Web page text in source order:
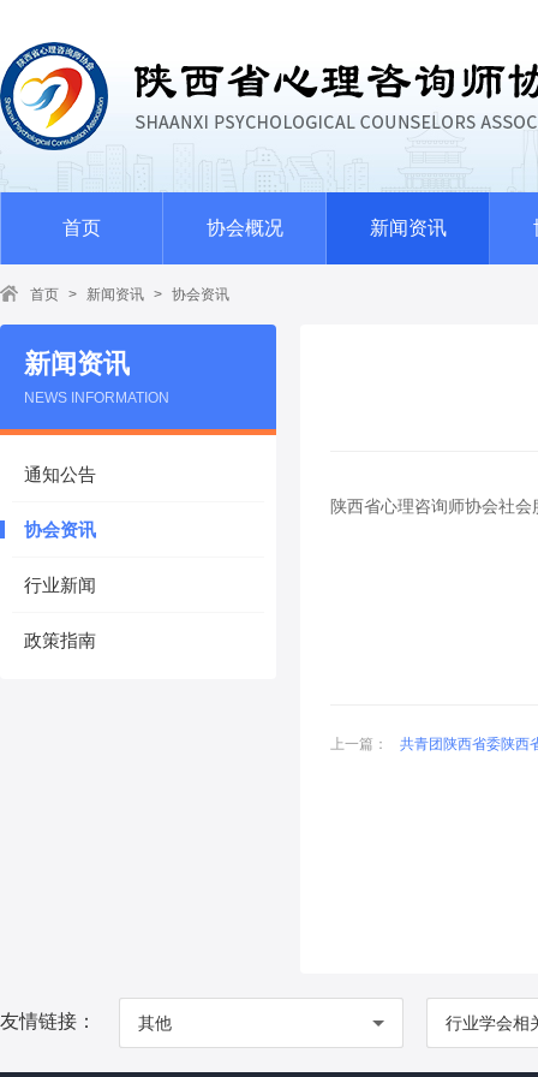
首页 协会概况 新闻资讯
首页 > 新闻资讯 > 协会资讯
新闻资讯
NEWS INFORMATION
通知公告
协会资讯
行业新闻
政策指南
陕西省心理咨询师协会社
上一篇： 共青团陕西省委陕西
友情链接： 其他 行业学会相